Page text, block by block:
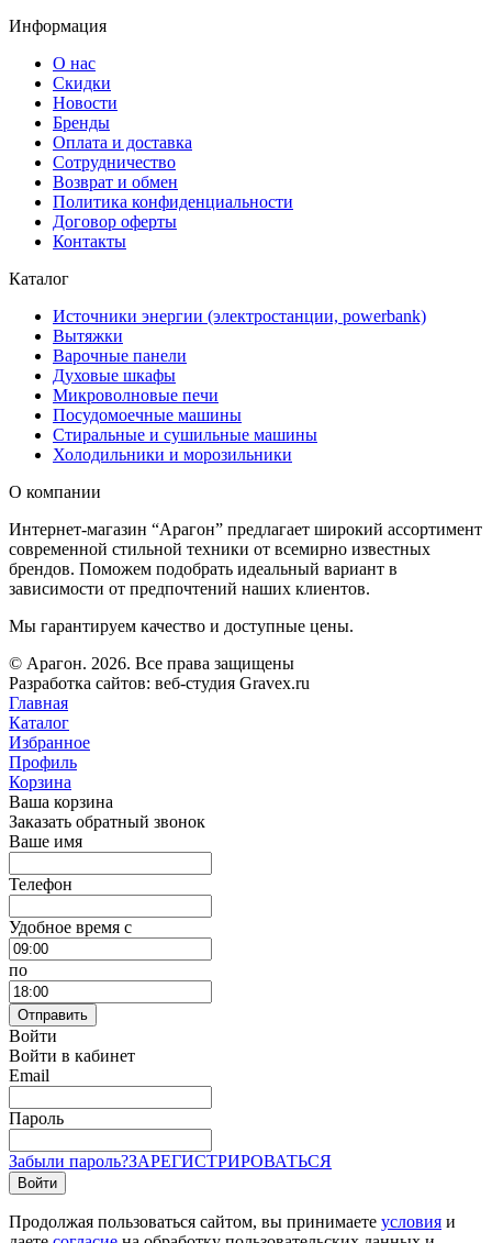
Информация
О нас
Скидки
Новости
Бренды
Оплата и доставка
Сотрудничество
Возврат и обмен
Политика конфиденциальности
Договор оферты
Контакты
Каталог
Источники энергии (электростанции, powerbank)
Вытяжки
Варочные панели
Духовые шкафы
Микроволновые печи
Посудомоечные машины
Стиральные и сушильные машины
Холодильники и морозильники
О компании
Интернет-магазин “Арагон” предлагает широкий ассортимент
современной стильной техники от всемирно известных
брендов. Поможем подобрать идеальный вариант в
зависимости от предпочтений наших клиентов.
Мы гарантируем качество и доступные цены.
© Арагон. 2026. Все права защищены
Разработка сайтов: веб-студия Gravex.ru
Главная
Каталог
Избранное
Профиль
Корзина
Ваша корзина
Заказать обратный звонок
Ваше имя
Телефон
Удобное время c
по
Отправить
Войти
Войти в кабинет
Email
Пароль
Забыли пароль?ЗАРЕГИСТРИРОВАТЬСЯ
Войти
Продолжая пользоваться сайтом, вы принимаете условия и